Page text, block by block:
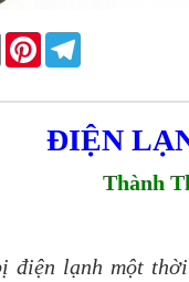
Email Pinterest
ĐIỆN
Thành
điện lạnh một